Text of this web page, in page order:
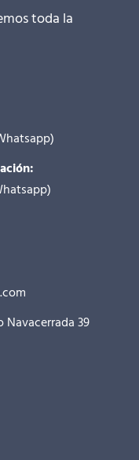
toda la
)
)
Navacerrada 39